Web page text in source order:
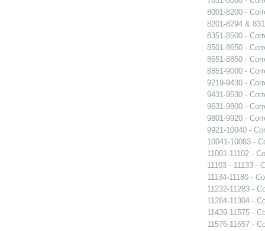
8001-8200 -
8201-8294 &
8351-8500 -
8501-8650 -
8651-8850 -
8851-9000 -
9219-9430 -
9431-9530 -
9631-9800 -
9801-9920 -
9921-10040 -
10041-10083 -
11001-11102 -
11103 - 11133 -
11134-11180 -
11232-11283 -
11284-11304 -
11439-11575 -
11576-11657 -